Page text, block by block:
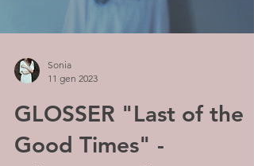
Sonia
11 gen 2023
GLOSSER "Last of the
Good Times" -